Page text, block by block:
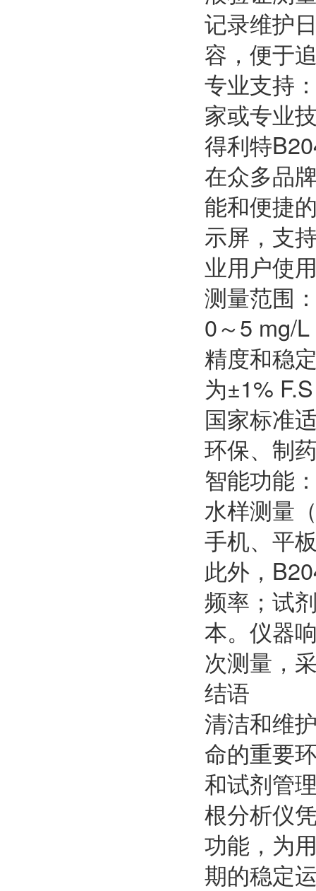
记录维护
容，便于
专业支持
家或专业
得利特
在众多品
能和便捷
示屏，支
业用户使
测量范围
0～5 mg/
精度和稳
为±1%
国家标准
环保、制
智能功能
水样测量
手机、平
此外，
频率；试
本。仪器
次测量，
结语
清洁和维
命的重要
和试剂管
根分析仪
功能，为
期的稳定